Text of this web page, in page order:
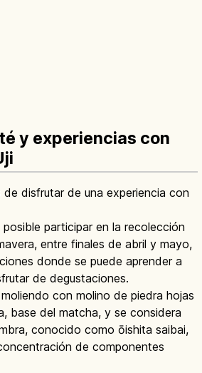
y experiencias con
de disfrutar de una experiencia con
posible participar en la recolección
entre finales de abril y mayo,
donde se puede aprender a
de degustaciones.
con molino de piedra hojas
base del matcha, y se considera
conocido como ōishita saibai,
de componentes